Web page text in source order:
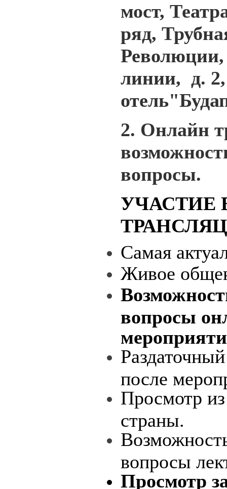
мост,
ряд,
линии, д. 2,
2. Онлайн
вопросы.
УЧАСТИЕ
Самая
Живое
вопросы
после
Просмотр
страны.
вопросы
Просмотр